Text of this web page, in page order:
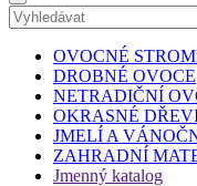
OVOCNÉ
DROBNÉ OVOCE
NETRADIČNÍ
OKRASNÉ
JMELÍ A
ZAHRADNÍ
Jmenný katalog